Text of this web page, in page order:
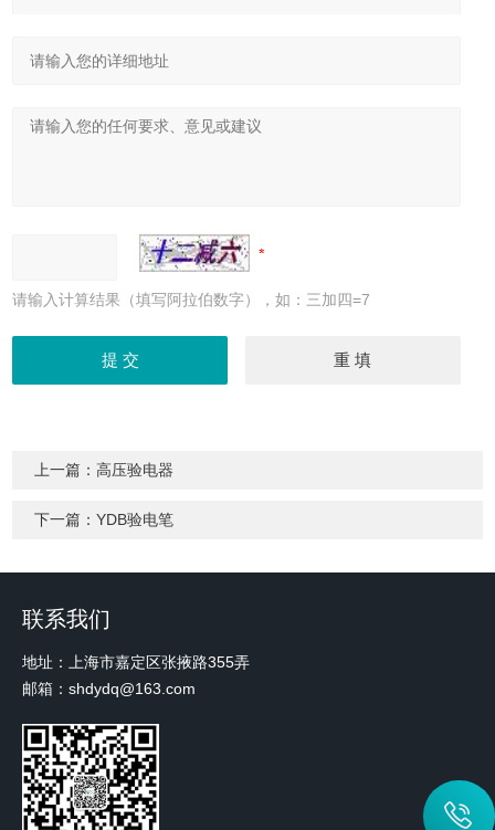
请输入计算结果（填写阿拉伯数字），如：三加四=7
上一篇：高压验电器
下一篇：YDB验电笔
联系我们
地址：上海市嘉定区张掖路355弄
邮箱：shdydq@163.com